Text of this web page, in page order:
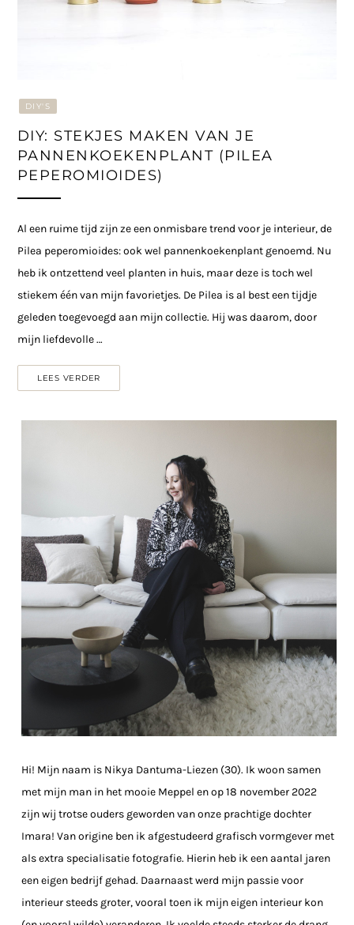
DIY'S
DIY: STEKJES MAKEN VAN JE
PANNENKOEKENPLANT (PILEA
PEPEROMIOIDES)
Al een ruime tijd zijn ze een onmisbare trend voor je interieur, de
Pilea peperomioides: ook wel pannenkoekenplant genoemd. Nu
heb ik ontzettend veel planten in huis, maar deze is toch wel
stiekem één van mijn favorietjes. De Pilea is al best een tijdje
geleden toegevoegd aan mijn collectie. Hij was daarom, door
mijn liefdevolle …
LEES VERDER
Hi! Mijn naam is Nikya Dantuma-Liezen (30). Ik woon samen
met mijn man in het mooie Meppel en op 18 november 2022
zijn wij trotse ouders geworden van onze prachtige dochter
Imara! Van origine ben ik afgestudeerd grafisch vormgever met
als extra specialisatie fotografie. Hierin heb ik een aantal jaren
een eigen bedrijf gehad. Daarnaast werd mijn passie voor
interieur steeds groter, vooral toen ik mijn eigen interieur kon